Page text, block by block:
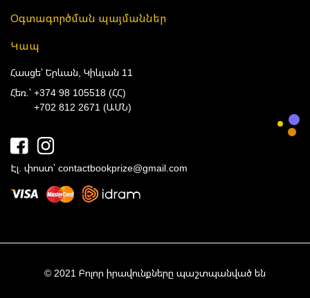
Օգտագործման պայմաններ
Կապ
Հասցե՝ Երևան, Կիևյան 11
Հեռ.՝ +374 98 105518 (ՀՀ)
+702 812 2671 (ԱՄՆ)
Էլ. փոստ՝ contactbookprize@gmail.com
© 2021 Բոլոր իրավունքները պաշտպանված են